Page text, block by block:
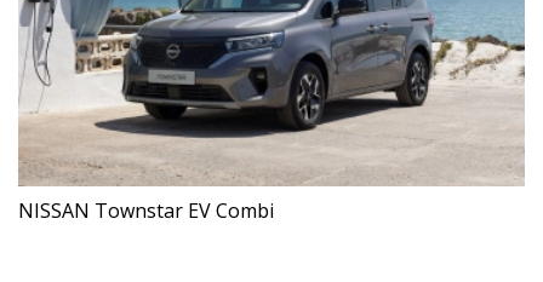
NISSAN Townstar EV Combi